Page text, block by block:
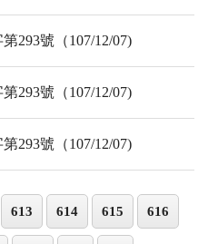
293號（107/12/07)
293號（107/12/07)
293號（107/12/07)
613 614 615 616